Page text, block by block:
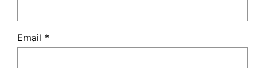
Email *